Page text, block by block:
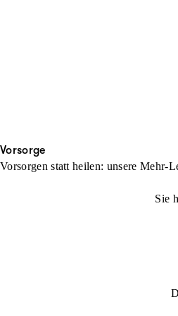
Vorsorge
Vorsorgen statt heilen: unsere Mehr-
Sie